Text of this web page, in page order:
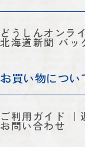
どうしんオンラ
北海道新聞 バッ
お買い物につい
ご利用ガイド
お問い合わせ